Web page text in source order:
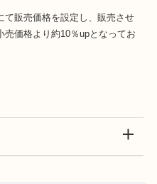
販売価格を設定し、販売させ
価格より約10％upとなってお